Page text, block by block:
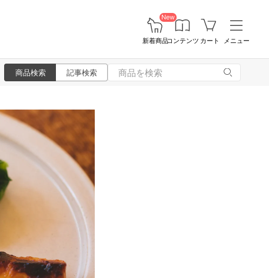
New
新着商品コンテンツ カート メニュー
商品検索 記事検索